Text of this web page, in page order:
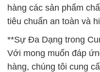
hàng các sản phẩm
tiêu chuẩn an toàn và
**Sự Đa Dạng trong
Với mong muốn đáp
hàng, chúng tôi cung